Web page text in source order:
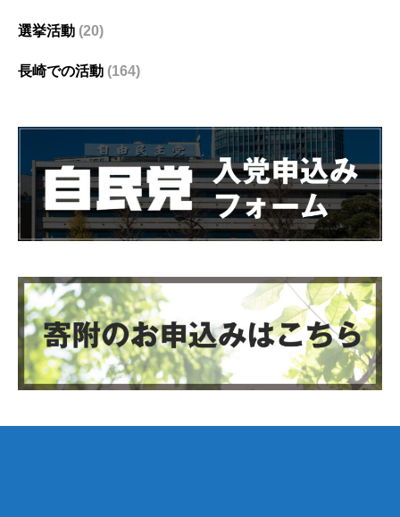
選挙活動 (20)
長崎での活動 (164)